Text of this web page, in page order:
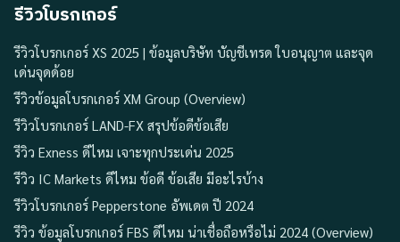
รีวิวโบรกเกอร์
รีวิวโบรกเกอร์ XS 2025 | ข้อมูลบริษัท บัญชีเทรด ใบอนุญาต และจุด
เด่นจุดด้อย
รีวิวข้อมูลโบรกเกอร์ XM Group (Overview)
รีวิวโบรกเกอร์ LAND-FX สรุปข้อดีข้อเสีย
รีวิว Exness ดีไหม เจาะทุกประเด่น 2025
รีวิว IC Markets ดีไหม ข้อดี ข้อเสีย มีอะไรบ้าง
รีวิวโบรกเกอร์ Pepperstone อัพเดต ปี 2024
รีวิว ข้อมูลโบรกเกอร์ FBS ดีไหม น่าเชื่อถือหรือไม่ 2024 (Overview)